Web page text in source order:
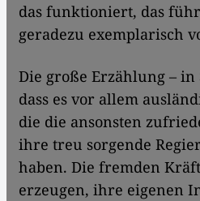
das funktioniert, das
geradezu exemplarisch
Die große Erzählung –
dass es vor allem
die die ansonsten
ihre treu sorgende
haben. Die fremden
erzeugen, ihre eigenen